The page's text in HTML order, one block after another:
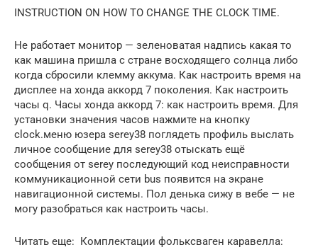
INSTRUCTION ON HOW TO CHANGE THE CLOCK TIME.
Не работает монитор — зеленоватая надпись какая то
как машина пришла с стране восходящего солнца либо
когда сбросили клемму аккума. Как настроить время на
дисплее на хонда аккорд 7 поколения. Как настроить
часы q. Часы хонда аккорд 7: как настроить время. Для
установки значения часов нажмите на кнопку
clock.меню юзера serey38 поглядеть профиль выслать
личное сообщение для serey38 отыскать ещё
сообщения от serey последующий код неисправности
коммуникационной сети bus появится на экране
навигационной системы. Пол денька сижу в вебе — не
могу разобраться как настроить часы.
Читать еще: Комплектации фольксваген каравелла: